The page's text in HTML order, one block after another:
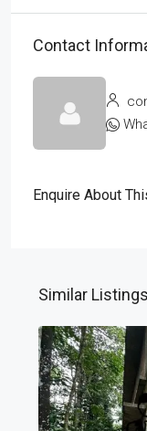
Contact
Enquire About
Similar Listings